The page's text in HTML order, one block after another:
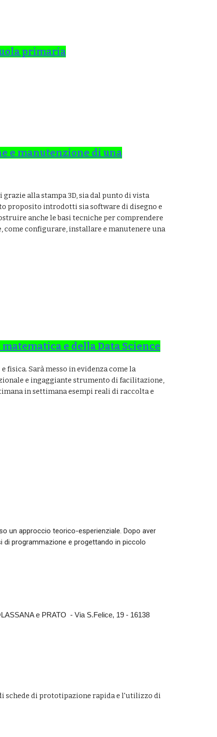
primaria
e manutenzione di una
alla stampa 3D, sia dal punto di vista
proposito introdotti sia software di disegno e
anche le basi tecniche per comprendere
configurare, installare e manutenere una
e della Data Science
Sarà messo in evidenza come la
e ingaggiante strumento di facilitazione,
in settimana esempi reali di raccolta e
un approccio teorico-esperienziale. Dopo aver
di programmazione e progettando in piccolo
e PRATO - Via S.Felice, 19 - 16138
schede di prototipazione rapidae l'utilizzo di